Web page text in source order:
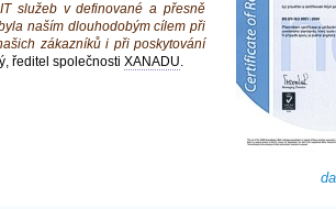
služeb v definované a přesně
naším dlouhodobým cílem při
zákazníků i při poskytování
ředitel společnosti XANADU.